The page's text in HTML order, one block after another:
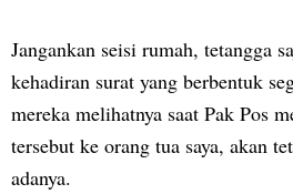
Jangankan seisi rumah, tetangga
kehadiran surat yang berbentuk
mereka melihatnya saat Pak Pos
tersebut ke orang tua saya, akan
adanya.